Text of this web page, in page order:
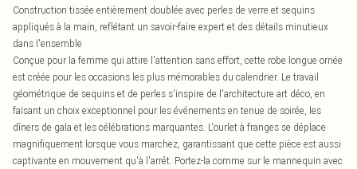
Construction tissée entièrement doublée avec perles de verre et sequins
appliqués à la main, reflétant un savoir-faire expert et des détails minutieux
dans l'ensemble
Conçue pour la femme qui attire l'attention sans effort, cette robe longue ornée
est créée pour les occasions les plus mémorables du calendrier. Le travail
géométrique de sequins et de perles s'inspire de l'architecture art déco, en
faisant un choix exceptionnel pour les événements en tenue de soirée, les
dîners de gala et les célébrations marquantes. L'ourlet à franges se déplace
magnifiquement lorsque vous marchez, garantissant que cette pièce est aussi
captivante en mouvement qu'à l'arrêt. Portez-la comme sur le mannequin avec